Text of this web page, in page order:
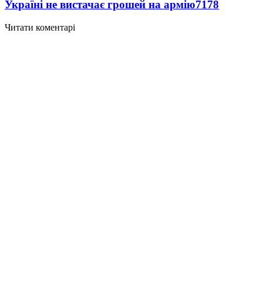
Україні не вистачає грошей на армію7178
Читати коментарі